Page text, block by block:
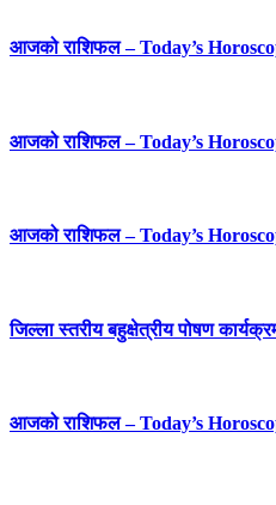
आजको राशिफल – Today’s
आजको राशिफल – Today’s
आजको राशिफल – Today’s
जिल्ला स्तरीय बहुक्षेत्रीय पोषण
आजको राशिफल – Today’s